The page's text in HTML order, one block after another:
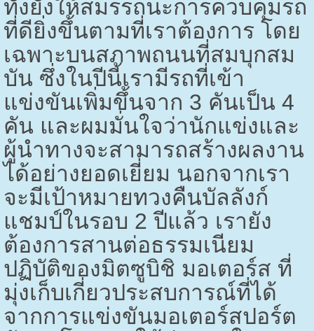
ทั้งยังให้สมรรถนะการควบคุมรถ
ที่ดียิ่งขึ้นตามที่เราต้องการ โดย
เฉพาะบนสภาพถนนที่สมบุกสม
บัน ซึ่งในปีนี้เรามีรถที่เข้า
แข่งขันเพิ่มขึ้นจาก 3 คันเป็น 4
คัน และผมมั่นใจว่านักแข่งและ
ผู้นำทางจะสามารถสร้างผลงาน
ได้อย่างยอดเยี่ยม นอกจากเรา
จะมีเป้าหมายทวงคืนบัลลังก์
แชมป์ในรอบ 2 ปีแล้ว เรายัง
ต้องการสานต่อธรรมเนียม
ปฏิบัติของมิตซูบิชิ มอเตอร์ส ที่
มุ่งเก็บเกี่ยวประสบการณ์ที่ได้
จากการแข่งขันมอเตอร์สปอร์ต